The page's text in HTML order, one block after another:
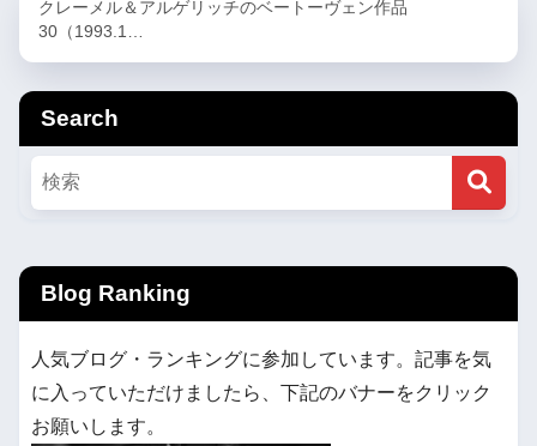
クレーメル＆アルゲリッチのベートーヴェン作品
30（1993.1…
Search
Blog Ranking
人気ブログ・ランキングに参加しています。記事を気
に入っていただけましたら、下記のバナーをクリック
お願いします。